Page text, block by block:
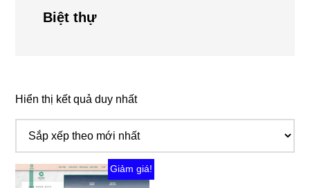
Biệt thự
Hiển thị kết quả duy nhất
Giảm giá!